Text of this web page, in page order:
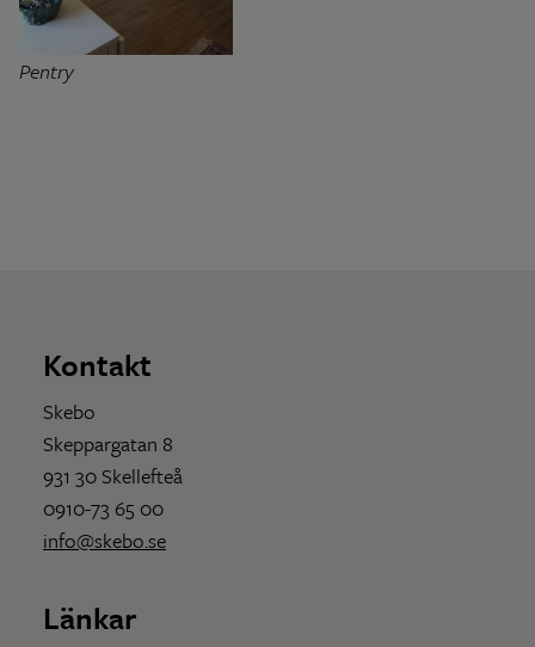
Pentry
Kontakt
Skebo
Skeppargatan 8
931 30 Skellefteå
0910-73 65 00
info@skebo.se
Länkar